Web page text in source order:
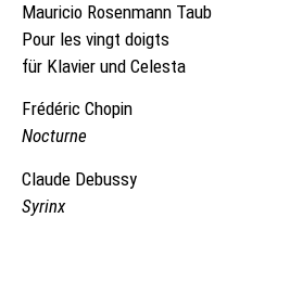
Mauricio Rosenmann Taub
Pour les vingt doigts
für Klavier und Celesta
Frédéric Chopin
Nocturne
Claude Debussy
Syrinx